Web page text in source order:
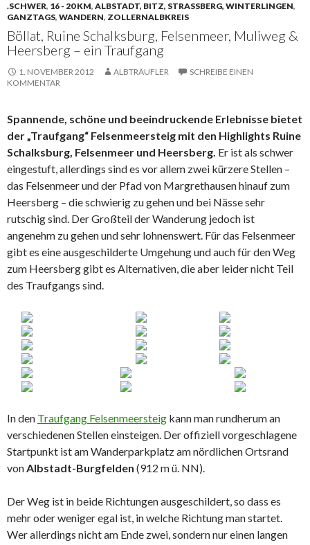
.SCHWER, 16 - 20 KM, ALBSTADT, BITZ, STRASSBERG, WINTERLINGEN
,
GANZTAGS, WANDERN, ZOLLERNALBKREIS
Böllat, Ruine Schalksburg, Felsenmeer, Muliweg &
Heersberg – ein Traufgang
1. NOVEMBER 2012 ALBTRÄUFLER
SCHREIBE EINEN
KOMMENTAR
Spannende, schöne und beeindruckende Erlebnisse bietet
der „Traufgang“ Felsenmeersteig mit den Highlights Ruine
Schalksburg, Felsenmeer und Heersberg. Er ist als schwer
eingestuft, allerdings sind es vor allem zwei kürzere Stellen –
das Felsenmeer und der Pfad von Margrethausen hinauf zum
Heersberg – die schwierig zu gehen und bei Nässe sehr
rutschig sind. Der Großteil der Wanderung jedoch ist
angenehm zu gehen und sehr lohnenswert. Für das Felsenmeer
gibt es eine ausgeschilderte Umgehung und auch für den Weg
zum Heersberg gibt es Alternativen, die aber leider nicht Teil
des Traufgangs sind.
In den Traufgang Felsenmeersteig kann man rundherum an
verschiedenen Stellen einsteigen. Der offiziell vorgeschlagene
Startpunkt ist am Wanderparkplatz am nördlichen Ortsrand
vonAlbstadt-Burgfelden (912 m ü. NN).
Der Weg ist in beide Richtungen ausgeschildert, so dass es
mehr oder weniger egal ist, in welche Richtung man startet.
Wer allerdings nicht am Ende zwei, sondern nur einen langen